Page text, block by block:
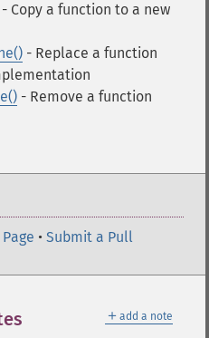
- Copy a function to a new
- Replace a function
- Remove a function
• Submit a Pull
＋ add a note